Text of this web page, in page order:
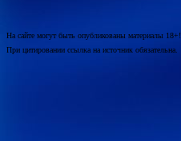
На сайте могут быть опубликованы материалы 18+!
При цитировании ссылка на источник обязательна.